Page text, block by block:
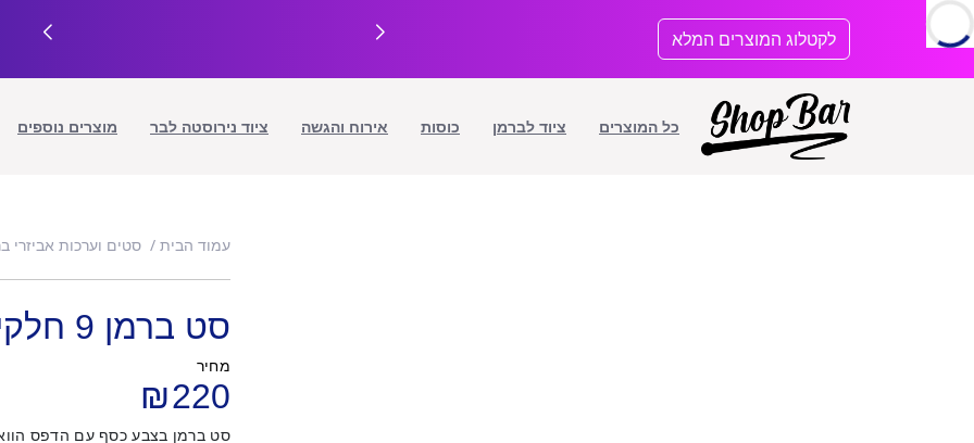
לקטלוג המוצרים המלא
כל המוצרים ציוד לברמן כוסות אירוח והגשה ציוד נירוסטה לבר מוצרים נוספים
עמוד הבית סטים וערכות אביזרי
סט ברמן 9 חלקים – הוואי
מחיר
₪220